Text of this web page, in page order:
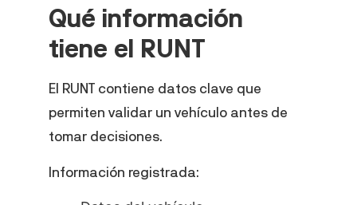
Qué información
tiene el RUNT
El RUNT contiene datos clave que
permiten validar un vehículo antes de
tomar decisiones.
Información registrada: